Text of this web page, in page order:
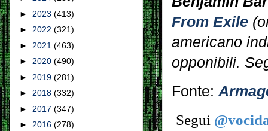
From Exile
americano
opponibili.
Fonte:
Segui
► 2023 (413)
► 2022 (321)
► 2021 (463)
► 2020 (490)
► 2019 (281)
► 2018 (332)
► 2017 (347)
► 2016 (278)